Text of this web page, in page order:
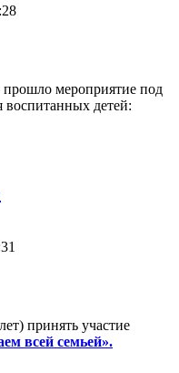
прошло мероприятие под
воспитанных детей:
принять участие
всей семьей».